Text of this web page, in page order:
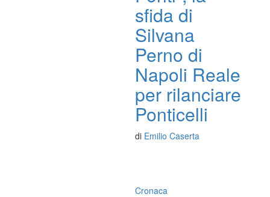
sfida di
Silvana
Perno di
Napoli Reale
per rilanciare
Ponticelli
di Emilio Caserta
Cronaca